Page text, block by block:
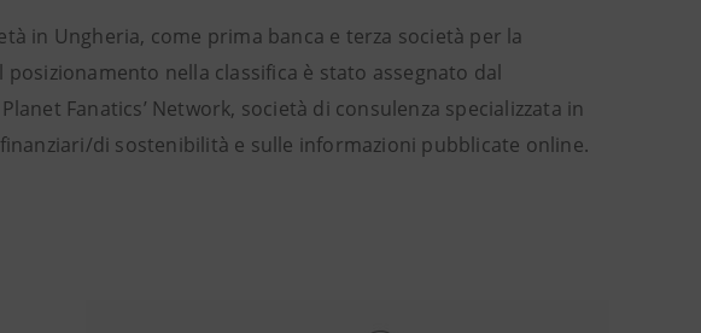
in Ungheria, come prima banca e terza società per la
nella classifica è stato assegnato dal
Fanatics’ Network, società di consulenza specializzata in
di sostenibilità e sulle informazioni pubblicate online.